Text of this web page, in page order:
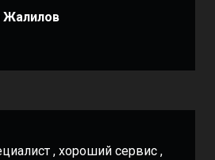
Жалилов
, хороший сервис ,